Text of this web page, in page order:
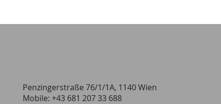
Penzingerstraße 76/1/1A, 1140 Wien
Mobile: +43 681 207 33 688